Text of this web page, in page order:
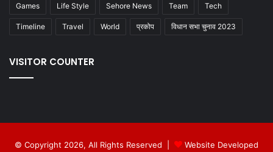
Games Life Style Sehore News Team Tech
Timeline Travel World प्रकोप विधान सभा चुनाव 2023
VISITOR COUNTER
© Copyright 2026, All Rights Reserved | Website Developed